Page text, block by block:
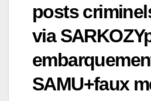
posts
via
SAMU+faux